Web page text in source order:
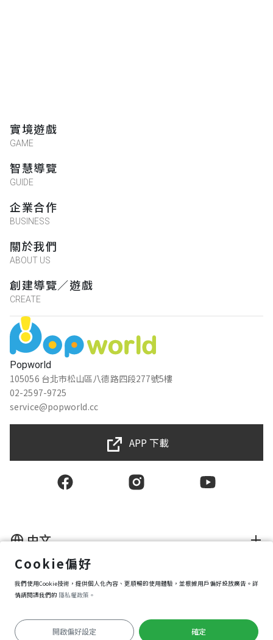
Popworld
105056 台北市松山區八德路四段277號5樓
02-2597-9725
service@popworld.cc
實境遊戲
GAME
智慧導覽
GUIDE
企業合作
BUSINESS
關於我們
ABOUT US
創建導覽／遊戲
CREATE
APP 下載
隱私權保護政策
資訊安全政策
Copyright © 2025 Popworld Inc. All Rights Reserved.
中文
Cookie偏好
我們使用Cookie技術，提供個人化內容、更順暢的使用體驗，並根據用戶偏好投放廣告。詳
情請閱讀我們的 隱私權政策。
開啟偏好設定 確定